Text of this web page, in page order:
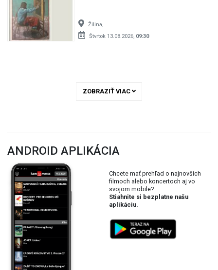
Žilina,
Štvrtok 13.08.2026, 09:30
ZOBRAZIŤ VIAC
ANDROID APLIKÁCIA
Chcete mať prehľad o najnovších
filmoch alebo koncertoch aj vo
svojom mobile?
Stiahnite si bezplatne našu
aplikáciu.